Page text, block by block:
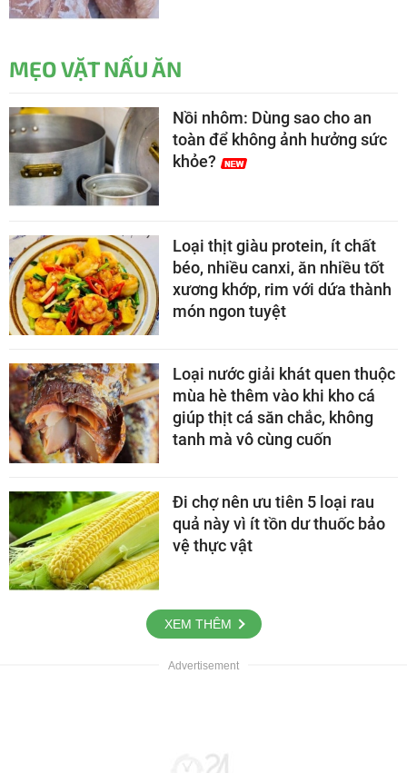
MẸO VẶT NẤU ĂN
Nồi nhôm: Dùng sao cho an
toàn để không ảnh hưởng sức
khỏe?
Loại thịt giàu protein, ít chất
béo, nhiều canxi, ăn nhiều tốt
xương khớp, rim với dứa thành
món ngon tuyệt
Loại nước giải khát quen thuộc
mùa hè thêm vào khi kho cá
giúp thịt cá săn chắc, không
tanh mà vô cùng cuốn
Đi chợ nên ưu tiên 5 loại rau
quả này vì ít tồn dư thuốc bảo
vệ thực vật
XEM THÊM